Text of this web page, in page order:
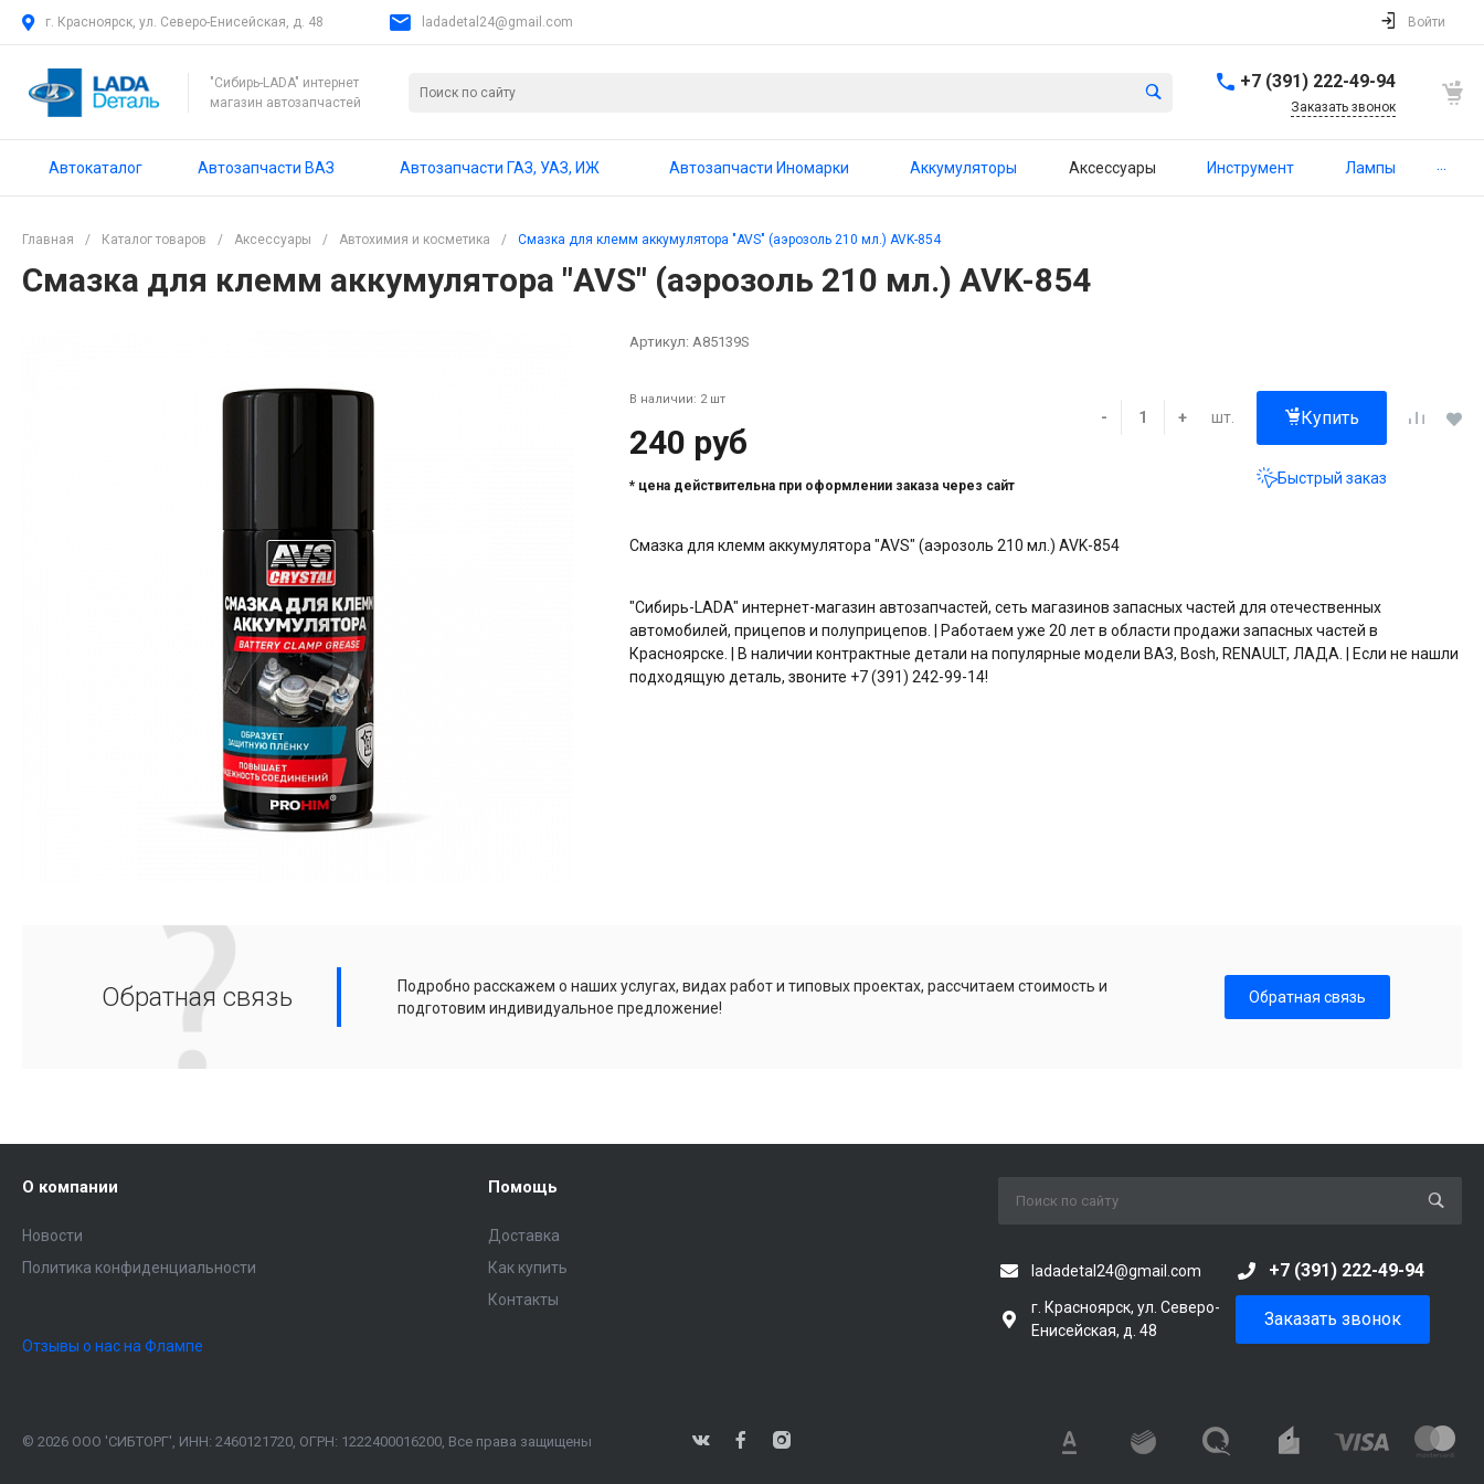
г. Красноярск, ул. Северо-Енисейская, д. 48 ladadetal24@gmail.com Войти
"Сибирь-LADA" интернет
магазин автозапчастей
+7 (391) 222-49-94
Заказать звонок
Автокаталог Автозапчасти ВАЗ Автозапчасти ГАЗ, УАЗ, ИЖ Автозапчасти Иномарки Аккумуляторы Аксессуары Инструмент Лампы ...
Главная / Каталог товаров / Аксессуары / Автохимия и косметика / Смазка для клемм аккумулятора "AVS" (аэрозоль 210 мл.) AVK-854
Смазка для клемм аккумулятора "AVS" (аэрозоль 210 мл.) AVK-854
Артикул: A85139S
В наличии: 2 шт
240 руб
* цена действительна при оформлении заказа через сайт
- + шт. Купить
Быстрый заказ
Смазка для клемм аккумулятора "AVS" (аэрозоль 210 мл.) AVK-854
"Сибирь-LADA" интернет-магазин автозапчастей, сеть магазинов запасных частей для отечественных
автомобилей, прицепов и полуприцепов. | Работаем уже 20 лет в области продажи запасных частей в
Красноярске. | В наличии контрактные детали на популярные модели ВАЗ, Bosh, RENAULT, ЛАДА. | Если не нашли
подходящую деталь, звоните +7 (391) 242-99-14!
Обратная связь
Подробно расскажем о наших услугах, видах работ и типовых проектах, рассчитаем стоимость и
подготовим индивидуальное предложение!
Обратная связь
О компании
Новости
Политика конфиденциальности
Помощь
Доставка
Как купить
Контакты
Отзывы о нас на Флампе
ladadetal24@gmail.com +7 (391) 222-49-94
г. Красноярск, ул. Северо-
Енисейская, д. 48
Заказать звонок
© 2026 ООО 'СИБТОРГ', ИНН: 2460121720, ОГРН: 1222400016200, Все права защищены